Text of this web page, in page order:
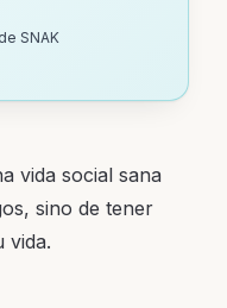
SNAK
vida social sana
sino de tener
vida.